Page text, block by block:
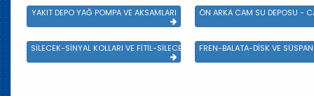
YAKIT DEPO YAĞ POMPA VE AKSAMLARI ÖN ARKA CAM SU DEPOSU -
SİLECEK-SİNYAL KOLLARI VE FİTİL-SİLECEK ÇEŞİTLERİFREN-BALATA-DİSK VE